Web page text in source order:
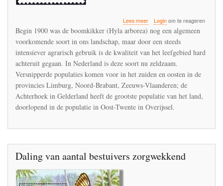
Lees meerover
De
boomkikker
zal
uitsterven
in
de
Achterhoek
door
insectenschaarste
Loginom te reageren
Begin 1900 was de boomkikker (Hyla arborea) nog een algemeen
voorkomende soort in ons landschap, maar door een steeds
intensiever agrarisch gebruik is de kwaliteit van het leefgebied hard
achteruit gegaan. In Nederland is deze soort nu zeldzaam.
Versnipperde populaties komen voor in het zuiden en oosten in de
provincies Limburg, Noord-Brabant, Zeeuws-Vlaanderen; de
Achterhoek in Gelderland heeft de grootste populatie van het land,
doorlopend in de populatie in Oost-Twente in Overijssel.
Daling van aantal bestuivers zorgwekkend